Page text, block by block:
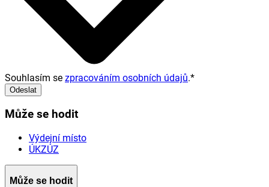
Souhlasím se zpracováním osobních údajů.*
Odeslat
Může se hodit
Výdejní místo
ÚKZÚZ
Může se hodit